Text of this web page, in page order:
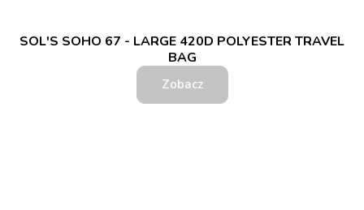
SOL'S SOHO 67 - LARGE 420D POLYESTER TRAVEL
BAG
Zobacz